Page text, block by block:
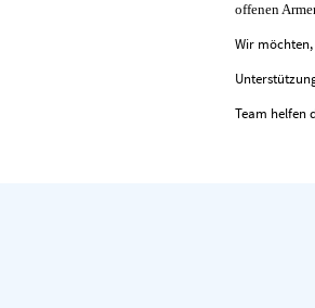
offenen
Wir
Team helfen